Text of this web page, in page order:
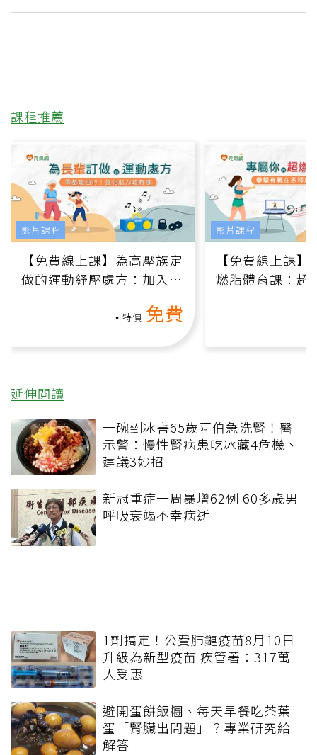
課程推薦
【免費線上課】為高壓族定
做的運動紓壓處方：加入行
特價 免費
影片課程
【免費線上課
燃脂體育課：超
影片課程
延伸閱讀
一碗剉冰害65歲阿伯急洗腎！醫
示警：慢性腎病患吃冰藏4危機、
建議3妙招
新冠重症一周暴增62例 60多歲男
呼吸衰竭不幸病逝
1劑搞定！公費肺鏈疫苗8月10日
升級為新型疫苗 疾管署：317萬
人受惠
避開蛋餅飯糰、每天早餐吃茶葉
蛋「腎臟出問題」？專業研究給
解答